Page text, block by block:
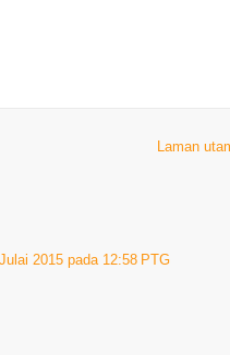
Laman
2015 pada 12:58 PTG